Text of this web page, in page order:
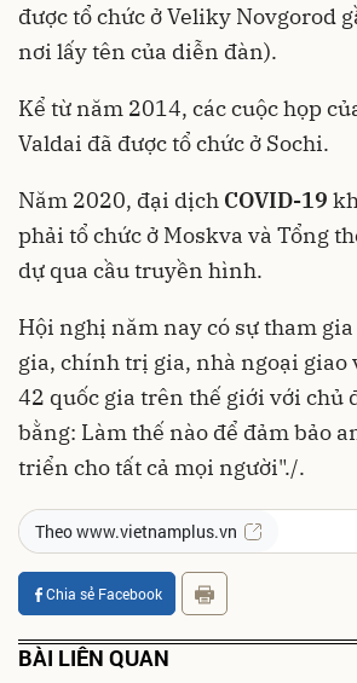
được tổ chức ở Veliky Novgorod
nơi lấy tên của diễn đàn).
Kể từ năm 2014, các cuộc họp
Valdai đã được tổ chức ở Sochi.
Năm 2020, đại dịch COVID-19
phải tổ chức ở Moskva và Tổng
dự qua cầu truyền hình.
Hội nghị năm nay có sự tham
gia, chính trị gia, nhà ngoại giao
42 quốc gia trên thế giới với chủ
bằng: Làm thế nào để đảm bảo
triển cho tất cả mọi người"./.
Theo www.vietnamplus.vn
Chia sẻ Facebook
BÀI LIÊN QUAN